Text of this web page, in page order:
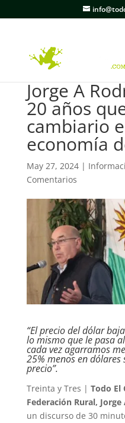
Jorge A
20 años
cambiario
economía
May 27, 2024|
Comentarios
“El precio del dólar
lo mismo que le pasa
cada vez agarramos
25% menos en
precio”.
Treinta y Tres | Todo El
Federación Rural,
un discurso de 30